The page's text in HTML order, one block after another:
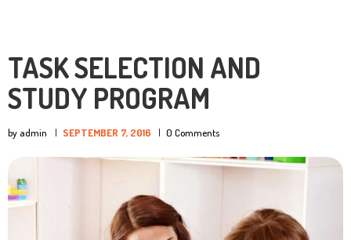
TASK SELECTION AND
STUDY PROGRAM
by admin SEPTEMBER 7, 2016 0 Comments